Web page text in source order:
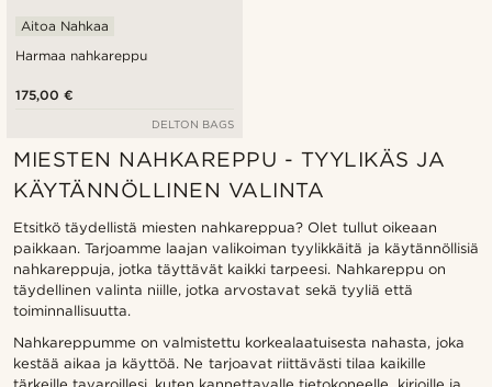
Harmaa nahkareppu
Aitoa Nahkaa
175,00 €
DELTON BAGS
MIESTEN NAHKAREPPU - TYYLIKÄS JA
KÄYTÄNNÖLLINEN VALINTA
Etsitkö täydellistä miesten nahkareppua? Olet tullut oikeaan
paikkaan. Tarjoamme laajan valikoiman tyylikkäitä ja käytännöllisiä
nahkareppuja, jotka täyttävät kaikki tarpeesi. Nahkareppu on
täydellinen valinta niille, jotka arvostavat sekä tyyliä että
toiminnallisuutta.
Nahkareppumme on valmistettu korkealaatuisesta nahasta, joka
kestää aikaa ja käyttöä. Ne tarjoavat riittävästi tilaa kaikille